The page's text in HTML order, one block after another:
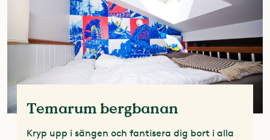
Temarum bergbanan
Kryp upp i sängen och fantisera dig bort i alla